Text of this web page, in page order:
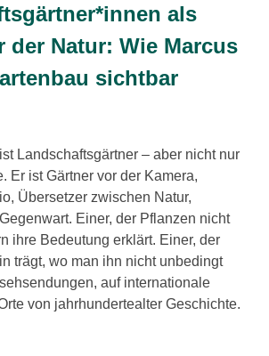
als
der Natur: Wie Marcus
sichtbar
Landschaftsgärtner – aber nicht nur
Er ist Gärtner vor der Kamera,
Übersetzer zwischen Natur,
Einer, der Pflanzen nicht
ihre Bedeutung erklärt. Einer, der
trägt, wo man ihn nicht unbedingt
auf internationale
von jahrhundertealter Geschichte.